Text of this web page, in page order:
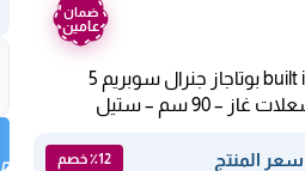
ضمان
عامين
built in بوتاجاز جنرال سوبريم 5
شعلات غاز – 90 سم – ستيل
سعر المنتج
٪12 خصم